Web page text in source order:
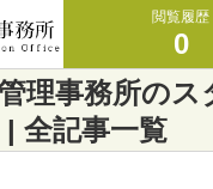
閲覧履歴
0
理事務所のス
全記事一覧